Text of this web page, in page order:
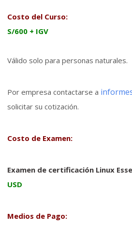
Costo del Curso:
S/600 + IGV
Válido solo para personas naturales.
Por empresa contactarse a
solicitar su cotización.
Costo de Examen:
Examen de certificación Linux
USD
Medios de Pago: